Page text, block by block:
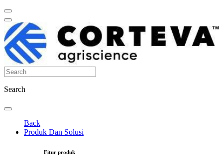
Search
Back
Produk Dan Solusi
Fitur produk